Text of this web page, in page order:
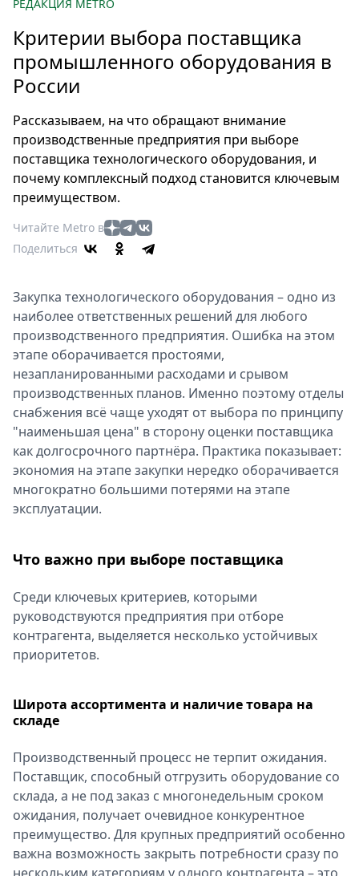
Мир
Здоровье
Еда
Мода
Театр
Кино
Афиша
Книги
Выставки
релизы
О
Metro
Стримы
Спецпроекты
Звезды
Выборы
2026
Скачай
Metro
РЕДАКЦИЯ METRO
Критерии выбора поставщика
промышленного оборудования в
России
Рассказываем, на что обращают внимание
производственные предприятия при выборе
поставщика технологического оборудования, и
почему комплексный подход становится ключевым
преимуществом.
Читайте Metro в
Поделиться
Закупка технологического оборудования – одно из
наиболее ответственных решений для любого
производственного предприятия. Ошибка на этом
этапе оборачивается простоями,
незапланированными расходами и срывом
производственных планов. Именно поэтому отделы
снабжения всё чаще уходят от выбора по принципу
"наименьшая цена" в сторону оценки поставщика
как долгосрочного партнёра. Практика показывает:
экономия на этапе закупки нередко оборачивается
многократно большими потерями на этапе
эксплуатации.
Что важно при выборе поставщика
Среди ключевых критериев, которыми
руководствуются предприятия при отборе
контрагента, выделяется несколько устойчивых
приоритетов.
Широта ассортимента и наличие товара на
складе
Производственный процесс не терпит ожидания.
Поставщик, способный отгрузить оборудование со
склада, а не под заказ с многонедельным сроком
ожидания, получает очевидное конкурентное
преимущество. Для крупных предприятий особенно
важна возможность закрыть потребности сразу по